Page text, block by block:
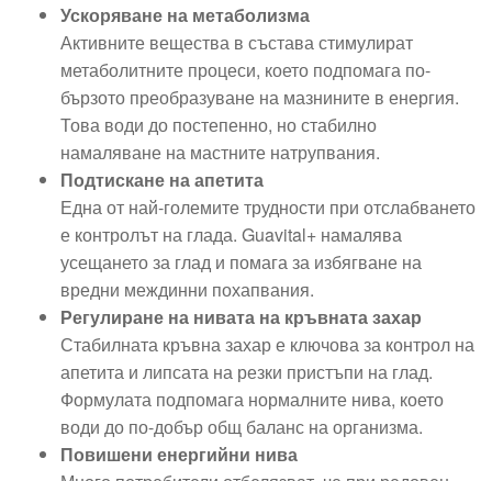
Ускоряване на метаболизма
Активните вещества в състава стимулират
метаболитните процеси, което подпомага по-
бързото преобразуване на мазнините в енергия.
Това води до постепенно, но стабилно
намаляване на мастните натрупвания.
Подтискане на апетита
Една от най-големите трудности при отслабването
е контролът на глада. Guavital+ намалява
усещането за глад и помага за избягване на
вредни междинни похапвания.
Регулиране на нивата на кръвната захар
Стабилната кръвна захар е ключова за контрол на
апетита и липсата на резки пристъпи на глад.
Формулата подпомага нормалните нива, което
води до по-добър общ баланс на организма.
Повишени енергийни нива